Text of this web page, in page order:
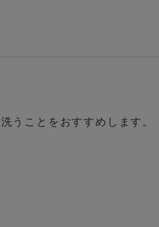
うことをおすすめします。​